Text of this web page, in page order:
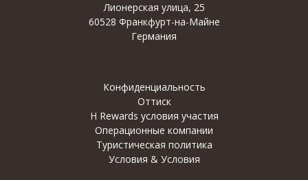
Лионерская улица, 25
60528 Франкфурт-на-Майне
Германия
Конфиденциальность
Оттиск
H Rewards условия участия
Операционные компании
Туристическая политика
Условия & Условия